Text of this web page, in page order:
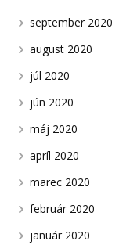
september 2020
august 2020
júl 2020
jún 2020
máj 2020
apríl 2020
marec 2020
február 2020
január 2020